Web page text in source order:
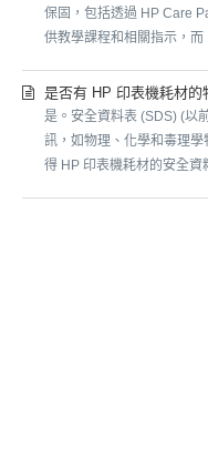
保固，包括透過 HP Care
供教學課程和相關指示，而
是否有 HP 印表機耗材的
是。安全資料表 (SDS) (以
訊，如物理、化學和毒理
得 HP 印表機耗材的安全資